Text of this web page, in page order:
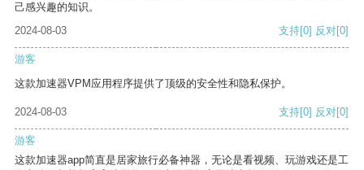
己感兴趣的知识。
2024-08-03
支持[0] 反对[0]
游客
这款加速器VPM应用程序提供了顶级的安全性和隐私保护。
2024-08-03 支持[0] 反对[0]
游客
这款加速器app简直是居家旅行必备神器，无论是看视频、玩游戏还是工